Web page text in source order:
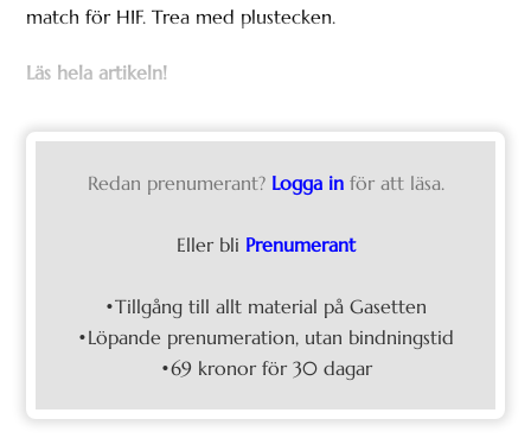
match för HIF. Trea med plustecken.
Läs hela artikeln!
Redan prenumerant? Logga in för att läsa.
Eller bli Prenumerant
•Tillgång till allt material på Gasetten
•Löpande prenumeration, utan bindningstid
•69 kronor för 30 dagar